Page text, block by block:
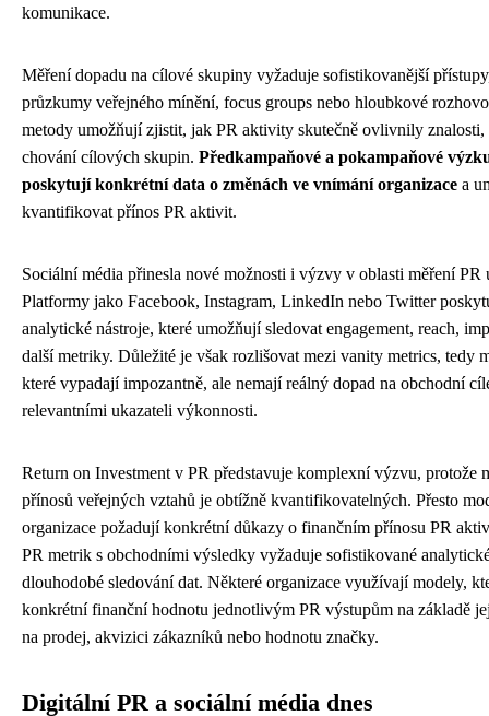
komunikace.
Měření dopadu na cílové skupiny vyžaduje sofistikovanější
průzkumy veřejného mínění, focus groups nebo hloubkové
metody umožňují zjistit, jak PR aktivity skutečně ovlivnily znalosti,
chování cílových skupin. Předkampaňové a pokampaňové
poskytují konkrétní data o změnách ve vnímání organizace a
kvantifikovat přínos PR aktivit.
Sociální média přinesla nové možnosti i výzvy v oblasti měření PR
Platformy jako Facebook, Instagram, LinkedIn nebo Twitter
analytické nástroje, které umožňují sledovat engagement, reach,
další metriky. Důležité je však rozlišovat mezi vanity metrics, tedy
které vypadají impozantně, ale nemají reálný dopad na obchodní
relevantními ukazateli výkonnosti.
Return on Investment v PR představuje komplexní výzvu, protože
přínosů veřejných vztahů je obtížně kvantifikovatelných. Přesto
organizace požadují konkrétní důkazy o finančním přínosu PR
PR metrik s obchodními výsledky vyžaduje sofistikované
dlouhodobé sledování dat. Některé organizace využívají modely,
konkrétní finanční hodnotu jednotlivým PR výstupům na základě
na prodej, akvizici zákazníků nebo hodnotu značky.
Digitální PR a sociální média dnes